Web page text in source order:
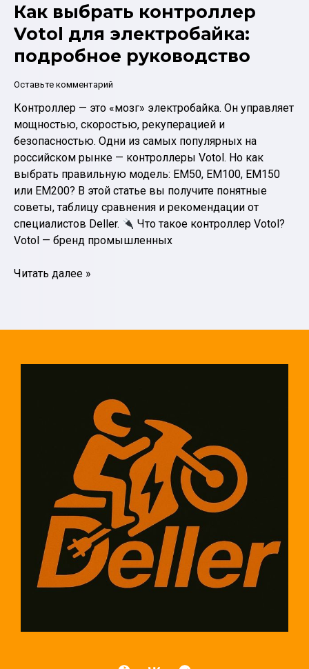
Как выбрать контроллер
Votol для электробайка:
подробное руководство
Оставьте комментарий
Контроллер — это «мозг» электробайка. Он управляет
мощностью, скоростью, рекуперацией и
безопасностью. Одни из самых популярных на
российском рынке — контроллеры Votol. Но как
выбрать правильную модель: EM50, EM100, EM150
или EM200? В этой статье вы получите понятные
советы, таблицу сравнения и рекомендации от
специалистов Deller.
Что такое контроллер Votol?
Votol — бренд промышленных
Как
Читать далее »